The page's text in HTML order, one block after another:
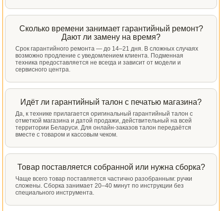
Сколько времени занимает гарантийный ремонт?
Дают ли замену на время?
Срок гарантийного ремонта — до 14–21 дня. В сложных случаях
возможно продление с уведомлением клиента. Подменная
техника предоставляется не всегда и зависит от модели и
сервисного центра.
Идёт ли гарантийный талон с печатью магазина?
Да, к технике прилагается оригинальный гарантийный талон с
отметкой магазина и датой продажи, действительный на всей
территории Беларуси. Для онлайн-заказов талон передаётся
вместе с товаром и кассовым чеком.
Товар поставляется собранной или нужна сборка?
Чаще всего товар поставляется частично разобранным: ручки
сложены. Сборка занимает 20–40 минут по инструкции без
специального инструмента.